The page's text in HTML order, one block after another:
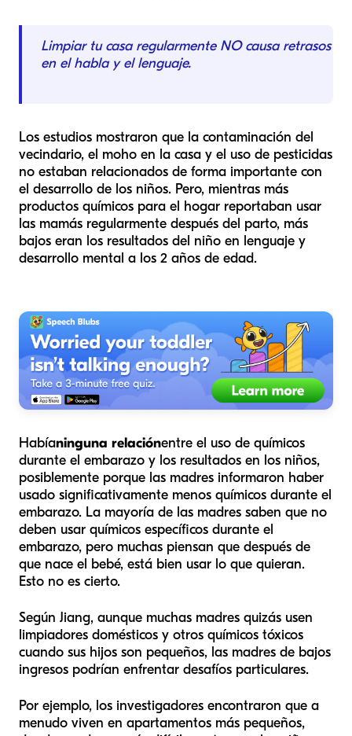
Limpiar tu casa regularmente NO causa retrasos
en el habla y el lenguaje.
Los estudios mostraron que la contaminación del
vecindario, el moho en la casa y el uso de pesticidas
no estaban relacionados de forma importante con
el desarrollo de los niños. Pero, mientras más
productos químicos para el hogar reportaban usar
las mamás regularmente después del parto, más
bajos eran los resultados del niño en lenguaje y
desarrollo mental a los 2 años de edad.
Habíaninguna relaciónentre el uso de químicos
durante el embarazo y los resultados en los niños,
posiblemente porque las madres informaron haber
usado significativamente menos químicos durante el
embarazo. La mayoría de las madres saben que no
deben usar químicos específicos durante el
embarazo, pero muchas piensan que después de
que nace el bebé, está bien usar lo que quieran.
Esto no es cierto.
Según Jiang, aunque muchas madres quizás usen
limpiadores domésticos y otros químicos tóxicos
cuando sus hijos son pequeños, las madres de bajos
ingresos podrían enfrentar desafíos particulares.
Por ejemplo, los investigadores encontraron que a
menudo viven en apartamentos más pequeños,